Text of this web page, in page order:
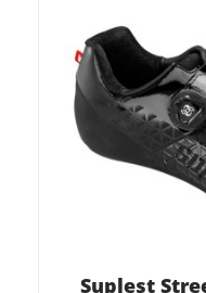
Suplest